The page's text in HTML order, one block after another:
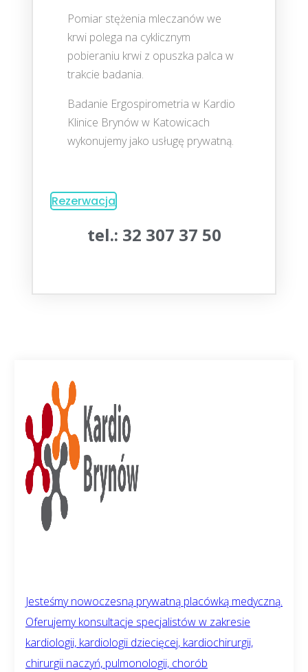
Pomiar stężenia mleczanów we
krwi polega na cyklicznym
pobieraniu krwi z opuszka palca w
trakcie badania.
Badanie Ergospirometria w Kardio
Klinice Brynów w Katowicach
wykonujemy jako usługę prywatną.
Rezerwacja
tel.: 32 307 37 50
Jesteśmy nowoczesną prywatną placówką medyczną.
Oferujemy konsultacje specjalistów w zakresie
kardiologii, kardiologii dziecięcej, kardiochirurgii,
chirurgii naczyń, pulmonologii, chorób